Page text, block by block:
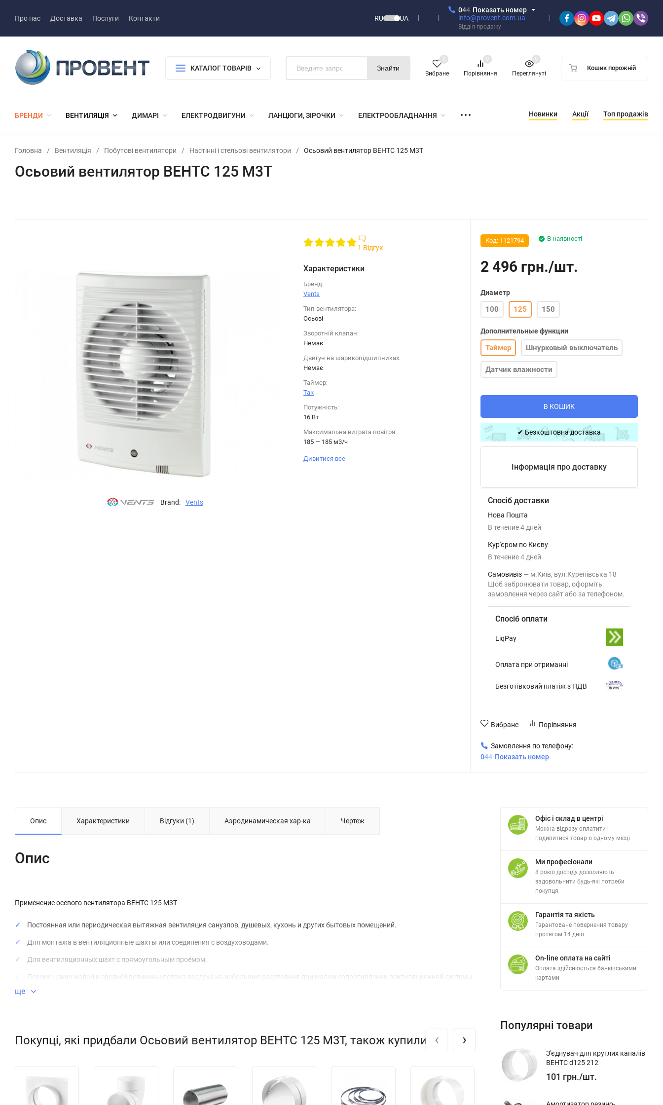
Про нас Доставка Послуги Контакти RU UA
044 Показать номер
info@provent.com.ua
Відділ продажу
КАТАЛОГ ТОВАРІВ Знайти
Вибране
0
Порівняння
0
Переглянуті
0
Кошик порожній
БРЕНДИ ВЕНТИЛЯЦІЯ ДИМАРІ ЕЛЕКТРОДВИГУНИ ЛАНЦЮГИ, ЗІРОЧКИ ЕЛЕКТРООБЛАДНАННЯ Новинки Акції Топ продажів
Головна / Вентиляція / Побутові вентилятори / Настінні і стельові вентилятори / Осьовий вентилятор ВЕНТС 125 М3Т
Осьовий вентилятор ВЕНТС 125 М3Т
Brand: Vents
1 Відгук
Характеристики
Бренд:
Vents
Тип вентилятора:
Осьові
Зворотній клапан:
Немає
Двигун на шарикопідшипниках:
Немає
Таймер:
Так
Потужність:
16 Вт
Максимальна витрата повітря:
185 — 185 м3/ч
Дивитися все
В наявності
Код: 1121794
2 496 грн./шт.
Диаметр
100 125 150
Дополнительные функции
Таймер Шнурковый выключатель
Датчик влажности
В КОШИК
✔ Безкоштовна доставка
Інформація про доставку
Спосіб доставки
Нова Пошта
В течение4 дней
Кур'єром по Києву
В течение4 дней
Самовивіз
м.Київ, вул.Куренівська 18
Щоб забронювати товар, оформіть
замовлення через сайт або за телефоном.
Спосіб оплати
LiqPay
Оплата при отриманні
Безготівковий платіж з ПДВ
Вибране Порівняння
Замовлення по телефону:
044 Показать номер
Опис Характеристики Відгуки (1) Аэродинамическая хар-ка Чертеж
Опис
Применение осевого вентилятора ВЕНТС 125 М3Т
Постоянная или периодическая вытяжная вентиляция санузлов, душевых, кухонь и других бытовых помещений.
Для монтажа в вентиляционные шахты или соединения с воздуховодами.
Для вентиляционных шахт с прямоугольным проёмом.
Перемещение малой и средней величины потока воздуха на небольшие расстояния при малом сопротивлении вентиляционной системы.
Для монтажа с воздуховодами
Конструкция крыльчатки позволяет повысить эффективность вентилятора и срок службы двигателя.
Защитная сетка от насекомых.
ще
Покупці, які придбали Осьовий вентилятор ВЕНТС 125 М3Т, також купили ‹ ›
Офіс і склад в центрі
Можна відразу оплатити і
подивитися товар в одному місці
Ми професіонали
8 років досвіду дозволяють
задовольнити будь-які потреби
покупця
Гарантія та якість
Гарантоване повернення товару
протягом 14 днів
On-line оплата на сайті
Оплата здійснюється банківськими
картами
Популярні товари
З'єднувач для круглих каналів
ВЕНТС d125 212
101 грн./шт.